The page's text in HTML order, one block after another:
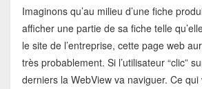
Imaginons qu’au milieu d’une fiche
afficher une partie de sa fiche telle
le site de l’entreprise, cette page web
très probablement. Si l’utilisateur “clic”
derniers la WebView va naviguer. Ce qui